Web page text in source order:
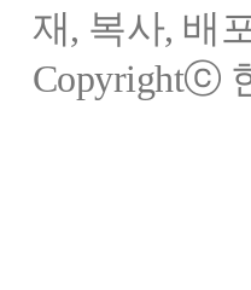
재, 복사, 배
Copyrightⓒ